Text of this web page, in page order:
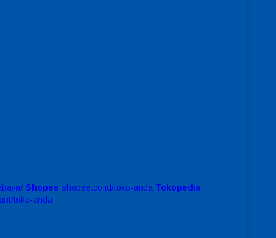
Shopee shopee.co.id/toko-anda Tokopedia
toko-anda